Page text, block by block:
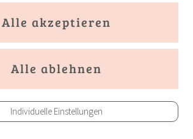
In Aktion! Unser ehemaliger
€ 2.385,00
Individuelle Einstellungen